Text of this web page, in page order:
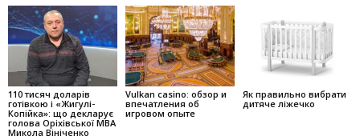
110 тисяч доларів
готівкою і «Жигулі-
Копійка»: що декларує
голова Оріхівської МВА
Микола Вініченко
Vulkan casino: обзор и
впечатления об
игровом опыте
Як правильно вибрати
дитяче ліжечко